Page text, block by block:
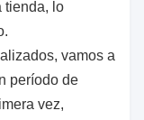
tienda, lo
vamos a
período de
vez,